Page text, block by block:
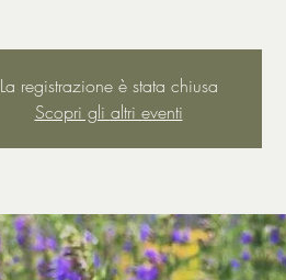
La registrazione è stata chiusa
Scopri gli altri eventi